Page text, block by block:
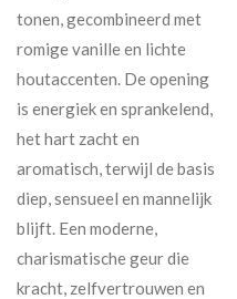
tonen, gecombineerd met
romige vanille en lichte
houtaccenten. De opening
is energiek en sprankelend,
het hart zacht en
aromatisch, terwijl de basis
diep, sensueel en mannelijk
blijft. Een moderne,
charismatische geur die
kracht, zelfvertrouwen en